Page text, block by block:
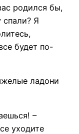
родился бы,
Я
будет по-
ладони
–
уходите